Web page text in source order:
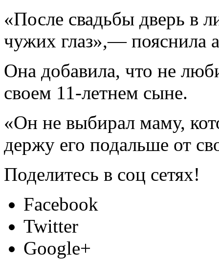
«После свадьбы дверь в
чужих глаз»,— пояснила
Она добавила, что не
своем 11-летнем сыне.
«Он не выбирал маму,
держу его подальше от
Поделитесь в соц сетях!
Facebook
Twitter
Google+